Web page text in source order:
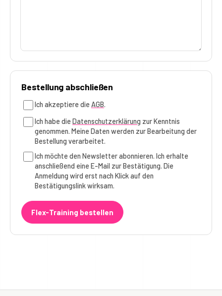
Bestellung abschließen
Ich akzeptiere dieAGB.
Ich habe dieDatenschutzerklärung zur Kenntnis
genommen. Meine Daten werden zur Bearbeitung der
Bestellung verarbeitet.
Ich möchte den Newsletter abonnieren. Ich erhalte
anschließend eine E-Mail zur Bestätigung. Die
Anmeldung wird erst nach Klick auf den
Bestätigungslink wirksam.
Flex-Training bestellen